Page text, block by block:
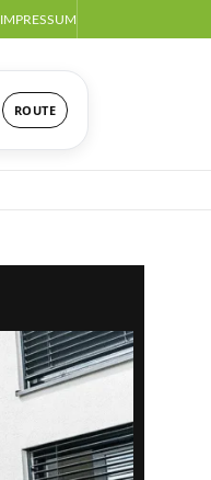
IMPRESSUM
ROUTE